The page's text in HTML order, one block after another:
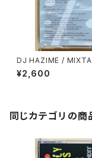
DJ HAZIME /
10
¥2,600
同じカテゴリの商